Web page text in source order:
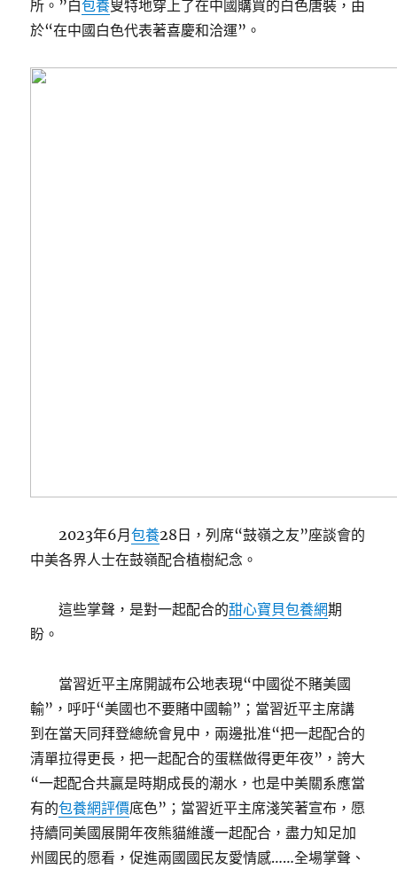
所。”白包養叟特地穿上了在中國購買的白色唐裝，由
於“在中國白色代表著喜慶和洽運”。
2023年6月包養28日，列席“鼓嶺之友”座談會的
中美各界人士在鼓嶺配合植樹紀念。
這些掌聲，是對一起配合的甜心寶貝包養網期
盼。
當習近平主席開誠布公地表現“中國從不賭美國
輸”，呼吁“美國也不要賭中國輸”；當習近平主席講
到在當天同拜登總統會見中，兩邊批准“把一起配合的
清單拉得更長，把一起配合的蛋糕做得更年夜”，誇大
“一起配合共贏是時期成長的潮水，也是中美關系應當
有的包養網評價底色”；當習近平主席淺笑著宣布，愿
持續同美國展開年夜熊貓維護一起配合，盡力知足加
州國民的愿看，促進兩國國民友愛情感……全場掌聲、